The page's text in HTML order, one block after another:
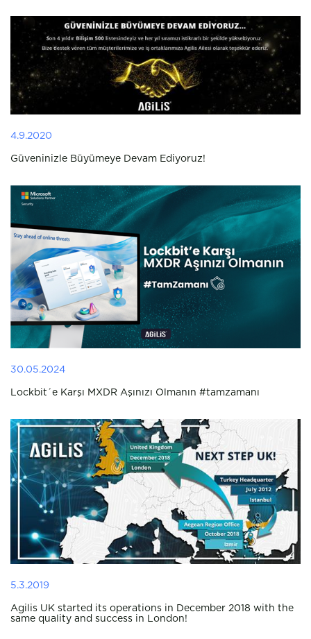
4.9.2020
Güveninizle Büyümeye Devam Ediyoruz!
30.05.2024
Lockbit´e Karşı MXDR Aşınızı Olmanın #tamzamanı
5.3.2019
Agilis UK started its operations in December 2018 with the
same quality and success in London!